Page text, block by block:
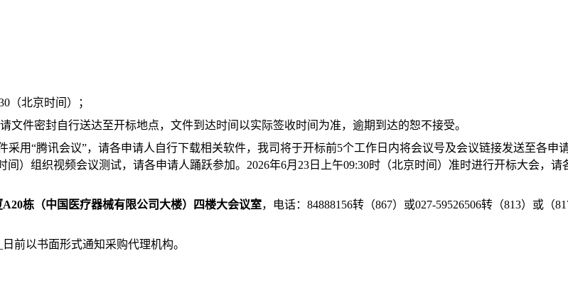
（北京时间）；
文件密封自行送达至开标地点，文件到达时间以实际签收时间为准，逾期到达的恕不接受。
用“腾讯会议”，请各申请人自行下载相关软件，我司将于开标前5个工作日内将会议号及会议链接发送至各申
间）组织视频会议测试，请各申请人踊跃参加。 2026年6月23日
上午09:30时（北京时间）准时进行开标大会，请
栋（中国医疗器械有限公司大楼）四楼大会议室，电话：84888156转（867）或027-59526506转（813）或（
前以书面形式通知采购代理机构。